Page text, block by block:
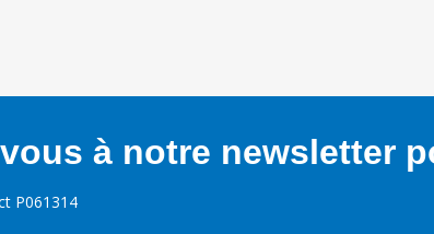
à notre newsletter
P061314